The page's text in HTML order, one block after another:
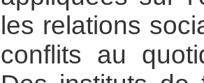
les relations
conflits au